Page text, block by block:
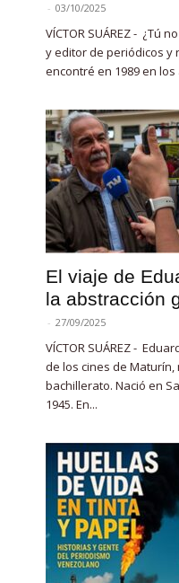
- 03/10/2025
VÍCTOR SUÁREZ - ¿Tú
y editor de periódicos y
encontré en 1989 en los
El viaje de
la abstracción
- 27/09/2025
VÍCTOR SUÁREZ -
de los cines de
bachillerato. Nació en
1945. En...